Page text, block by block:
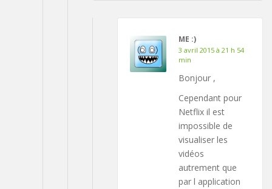
ME :)
3 avril 2015 à 21 h 54
min
Bonjour ,
Cependant pour
Netflix il est
impossible de
visualiser les
vidéos
autrement que
par l application